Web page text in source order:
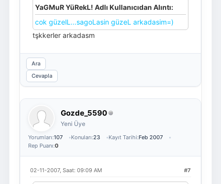
YaGMuR YüRekL! Adlı Kullanıcıdan Alıntı:
cok güzelL...sagoLasin güzeL arkadasim=)
tşkkerler arkadasm
Ara
Cevapla
Gozde_5590
Yeni Üye
Yorumları:107 Konuları:23 Kayıt Tarihi:Feb 2007
Rep Puanı:0
#7
02-11-2007, Saat: 09:09 AM